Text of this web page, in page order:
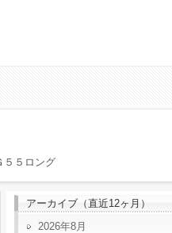
５５ロング
アーカイブ（直近12ヶ月）
2026年8月